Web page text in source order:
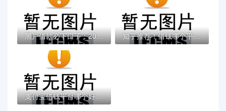
黑户借款必下口子：2025推荐5个通过率100%的... 知乎推荐！借钱哪个平台靠谱？这5个低息正规...
支付宝借钱平台哪个好？实测推荐这3个靠谱低...